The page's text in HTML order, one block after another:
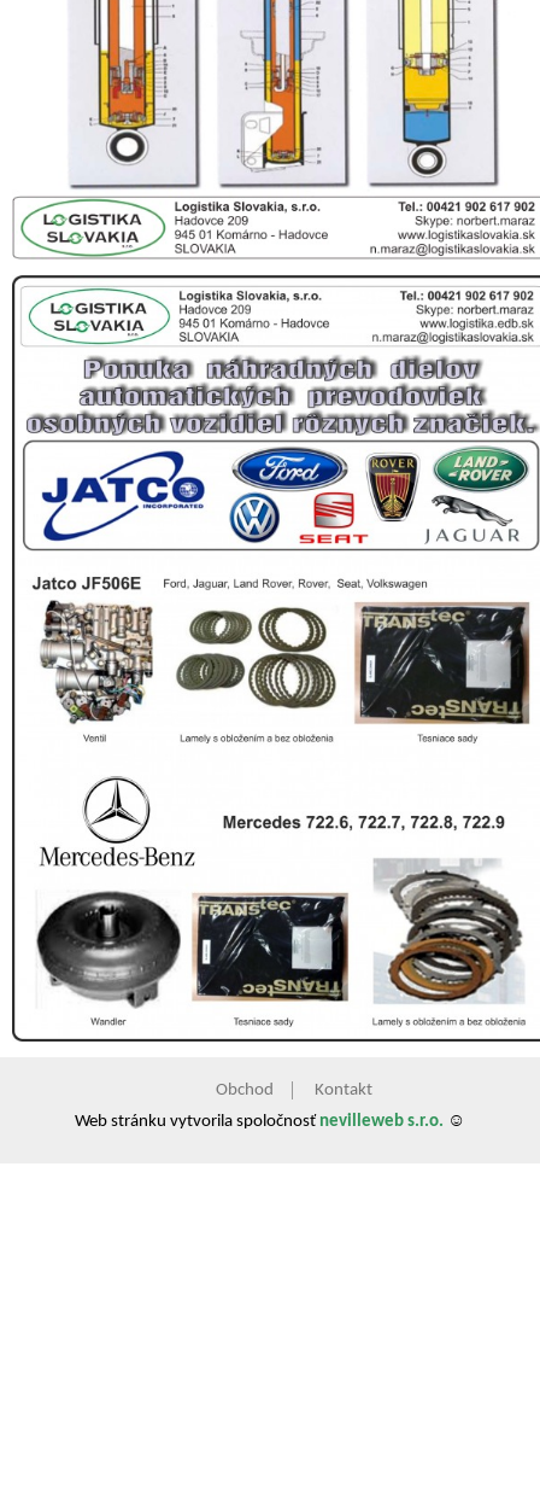
Obchod
Kontakt
Web stránku vytvorila spoločnosť nevilleweb s.r.o. ☺